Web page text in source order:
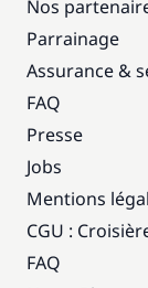
Nos
Parrainage
Assurance &
FAQ
Presse
Jobs
Mentions
CGU :
FAQ